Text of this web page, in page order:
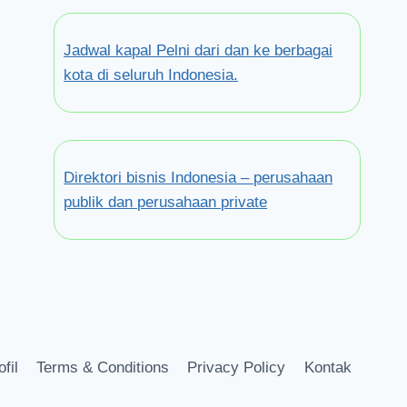
Jadwal kapal Pelni dari dan ke berbagai
kota di seluruh Indonesia.
Direktori bisnis Indonesia – perusahaan
publik dan perusahaan private
Terms & Conditions Privacy Policy Kontak